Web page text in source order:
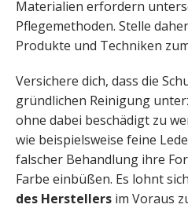
Materialien erfordern
Pflegemethoden. Stelle
Produkte und Techniken
Versichere dich, dass die
gründlichen Reinigung
ohne dabei beschädigt zu
wie beispielsweise feine
falscher Behandlung ihre
Farbe einbüßen. Es lohnt
des Herstellers im Voraus